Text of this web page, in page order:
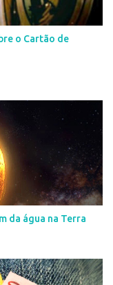
o Cartão de
da água na Terra